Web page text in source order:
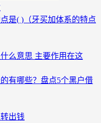
是( )（牙买加体系的特点
么意思 主要作用在这
有哪些？盘点5个黑户借
出钱